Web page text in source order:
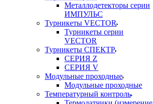
Металлодетекторы серии
ИМПУЛЬС
Турникеты VECTOR
Турникеты серии
VECTOR
Турникеты СПЕКТР
СЕРИЯ Z
СЕРИЯ V
Модульные проходные
Модульные проходные
Температурный контроль